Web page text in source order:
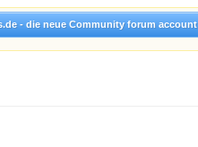
- die neue Community forum account